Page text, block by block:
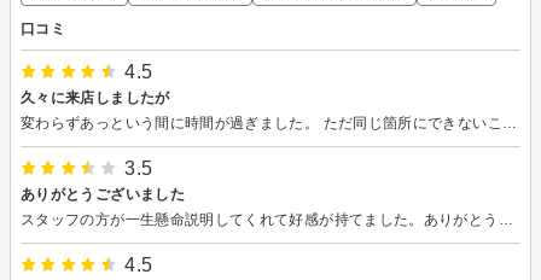
口コミ
4.5
久々に来店しましたが
3.5
ありがとうございました
4.5